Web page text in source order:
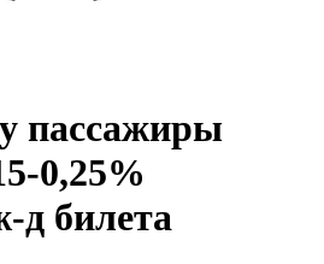
пассажиры
0,25%
д билета